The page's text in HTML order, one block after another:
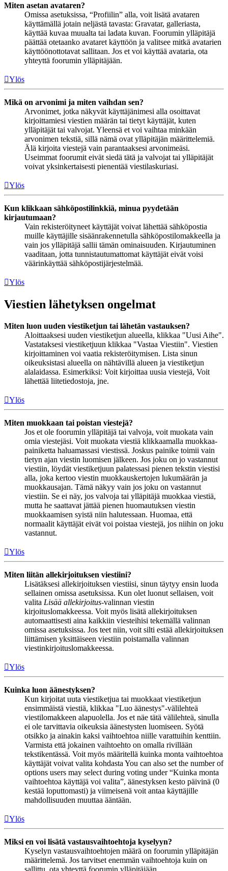
Miten asetan avataren?
Omissa asetuksissa, “Profiilin” alla, voit lisätä avataren
käyttämällä jotain neljästä tavasta: Gravatar, galleriasta,
käyttää kuvaa muualta tai ladata kuvan. Foorumin ylläpitäjä
päättää otetaanko avataret käyttöön ja valitsee mitkä avatarien
käyttöönottotavat sallitaan. Jos et voi käyttää avataria, ota
yhteyttä foorumin ylläpitäjään.
Ylös
Mikä on arvonimi ja miten vaihdan sen?
Arvonimet, jotka näkyvät käyttäjänimesi alla osoittavat
kirjoittamiesi viestien määrän tai tietyt käyttäjät, kuten
ylläpitäjät tai valvojat. Yleensä et voi vaihtaa minkään
arvonimen tekstiä, sillä nämä ovat ylläpitäjän määrittelemiä.
Älä kirjoita viestejä vain parantaaksesi arvonimeäsi.
Useimmat foorumit eivät siedä tätä ja valvojat tai ylläpitäjät
voivat yksinkertaisesti pienentää viestilaskuriasi.
Ylös
Kun klikkaan sähköpostilinkkiä, minua pyydetään
kirjautumaan?
Vain rekisteröityneet käyttäjät voivat lähettää sähköpostia
muille käyttäjille sisäänrakennetulla sähköpostilomakkeella ja
vain jos ylläpitäjä sallii tämän ominaisuuden. Kirjautuminen
vaaditaan, jotta tunnistautumattomat käyttäjät eivät voisi
väärinkäyttää sähköpostijärjestelmää.
Ylös
Viestien lähetyksen ongelmat
Miten luon uuden viestiketjun tai lähetän vastauksen?
Aloittaaksesi uuden viestiketjun alueella, klikkaa "Uusi Aihe".
Vastataksesi viestiketjuun klikkaa "Vastaa Viestiin". Viestien
kirjoittaminen voi vaatia rekisteröitymisen. Lista sinun
oikeuksistasi alueella on nähtävillä alueen ja viestiketjun
alalaidassa. Esimerkiksi: Voit kirjoittaa uusia viestejä, Voit
lähettää liitetiedostoja, jne.
Ylös
Miten muokkaan tai poistan viestejä?
Jos et ole foorumin ylläpitäjä tai valvoja, voit muokata vain
omia viestejäsi. Voit muokata viestiä klikkaamalla muokkaa-
painiketta haluamassasi viestissä. Joskus painike toimii vain
tietyn ajan viestin luomisen jälkeen. Jos joku on jo vastannut
viestiin, löydät viestiketjuun palatessasi pienen tekstin viestisi
alla, joka kertoo viestin muokkauskertojen lukumäärän ja
muokkausajan. Tämä näkyy vain jos joku on vastannut
viestiin. Se ei näy, jos valvoja tai ylläpitäjä muokkaa viestiä,
mutta he saattavat jättää pienen huomautuksen viestin
muokkaamisen syistä niin halutessaan. Huomaa, että
normaalit käyttäjät eivät voi poistaa viestejä, jos niihin on joku
vastannut.
Ylös
Miten liitän allekirjoituksen viestiini?
Lisätäksesi allekirjoituksen viestiisi, sinun täytyy ensin luoda
sellainen omissa asetuksissa. Kun olet luonut sellaisen, voit
valita Lisää allekirjoitus-valinnan viestin
kirjoituslomakkeessa. Voit myös lisätä allekirjoituksen
automaattisesti aina kaikkiin viesteihisi tekemällä valinnan
omissa asetuksissa. Jos teet niin, voit silti estää allekirjoituksen
liittämisen yksittäiseen viestiin poistamalla valinnan
viestinkirjoituslomakkeessa.
Ylös
Kuinka luon äänestyksen?
Kun kirjoitat uuta viestiketjua tai muokkaat viestiketjun
ensimmäistä viestiä, klikkaa "Luo äänestys"-välilehteä
viestilomakkeen alapuolella. Jos et näe tätä välilehteä, sinulla
ei ole tarvittavia oikeuksia äänestysten luomiseen. Syötä
otsikko ja ainakin kaksi vaihtoehtoa niille varattuihin kenttiin.
Varmista että jokainen vaihtoehto on omalla rivillään
tekstikentässä. Voit myös määritellä kuinka monta vaihtoehtoa
käyttäjät voivat valita kohdasta You can also set the number of
options users may select during voting under “Kuinka monta
vaihtoehtoa käyttäjä voi valita”, äänestyksen kesto päivinä (0
kestää loputtomasti) ja viimeisenä voit antaa käyttäjille
mahdollisuuden muuttaa ääntään.
Ylös
Miksi en voi lisätä vastausvaihtoehtoja kyselyyn?
Kyselyn vastausvaihtoehtojen määrä on foorumin ylläpitäjän
määrittelemä. Jos tarvitset enemmän vaihtoehtoja kuin on
sallittu, ota yhteyttä foorumin ylläpitäjään.